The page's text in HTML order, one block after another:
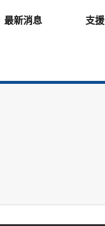
最新消息 支援